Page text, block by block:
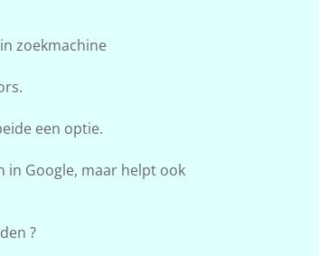
zoekmachine
een optie.
in Google, maar helpt ook
?